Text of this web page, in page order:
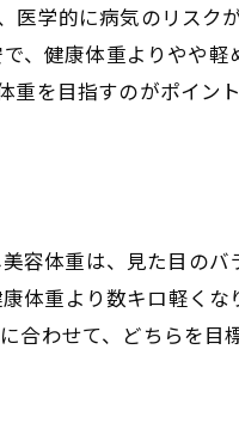
医学的に病気のリスク
、健康体重よりやや
を目指すのがポイン
容体重は、見た目の
体重より数キロ軽くな
合わせて、どちらを目